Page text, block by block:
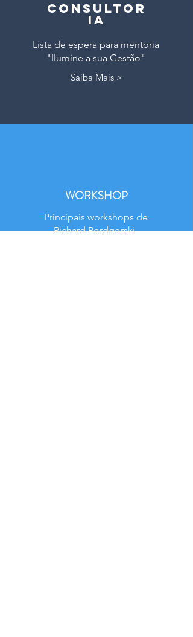
CONSULTOR
IA
Lista de espera para mentoria
"Ilumine a sua Gestão"
Saiba Mais >
WORKSHOP
Principais workshops de
Richard Pordgorski.